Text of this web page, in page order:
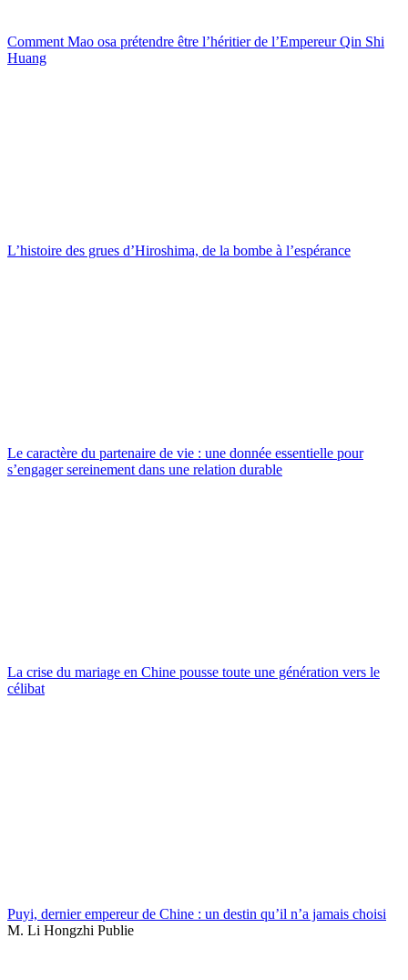
Comment Mao osa prétendre être l’héritier de l’Empereur Qin Shi
Huang
L’histoire des grues d’Hiroshima, de la bombe à l’espérance
Le caractère du partenaire de vie : une donnée essentielle pour
s’engager sereinement dans une relation durable
La crise du mariage en Chine pousse toute une génération vers le
célibat
Puyi, dernier empereur de Chine : un destin qu’il n’a jamais choisi
M. Li Hongzhi Publie